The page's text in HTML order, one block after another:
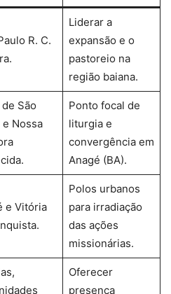
R. C.
Liderar a
expansão e o
pastoreio na
região baiana.
São
Nossa
Ponto focal de
liturgia e
convergência em
Anagé (BA).
e Vitória
Polos urbanos
para irradiação
das ações
missionárias.
Oferecer
presença